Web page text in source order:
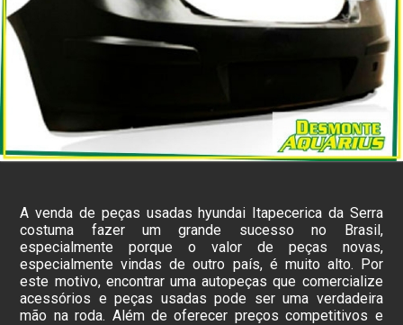
A venda de peças usadas hyundai Itapecerica da Serra
costuma fazer um grande sucesso no Brasil,
especialmente porque o valor de peças novas,
especialmente vindas de outro país, é muito alto. Por
este motivo, encontrar uma autopeças que comercialize
acessórios e peças usadas pode ser uma verdadeira
mão na roda. Além de oferecer preços competitivos e